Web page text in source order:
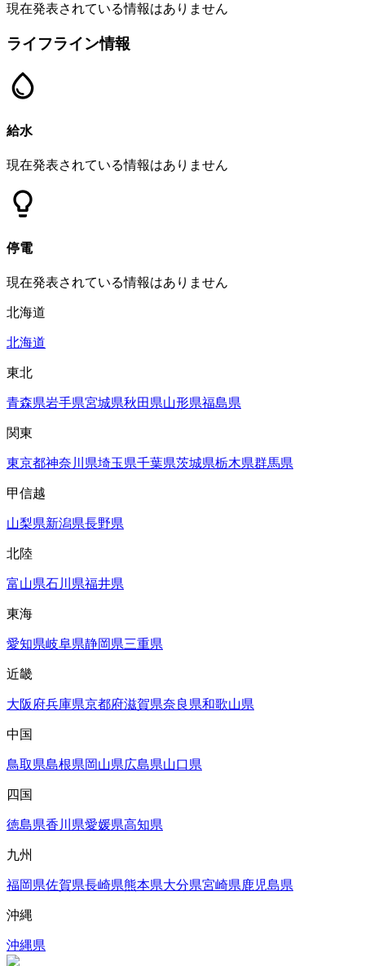
現在発表されている情報はありません
ライフライン情報
給水
現在発表されている情報はありません
停電
現在発表されている情報はありません
北海道
北海道
東北
青森県岩手県宮城県秋田県山形県福島県
関東
東京都神奈川県埼玉県千葉県茨城県栃木県群馬県
甲信越
山梨県新潟県長野県
北陸
富山県石川県福井県
東海
愛知県岐阜県静岡県三重県
近畿
大阪府兵庫県京都府滋賀県奈良県和歌山県
中国
鳥取県島根県岡山県広島県山口県
四国
徳島県香川県愛媛県高知県
九州
福岡県佐賀県長崎県熊本県大分県宮崎県鹿児島県
沖縄
沖縄県